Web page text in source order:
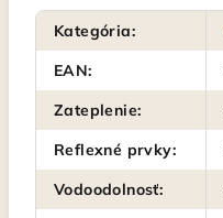
Kategória:
EAN:
Zateplenie:
Reflexné prvky:
Vodoodolnosť: